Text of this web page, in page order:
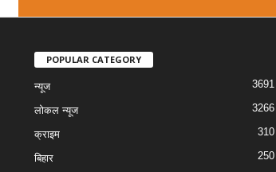
POPULAR CATEGORY
न्यूज 3691
लोकल न्यूज 3266
क्राइम 310
बिहार 250